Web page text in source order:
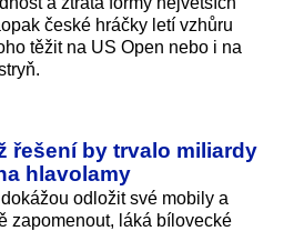
české hráčky letí vzhůru
těžit na US Open nebo i na
řešení by trvalo miliardy
hlavolamy
odložit své mobily a
zapomenout, láká bílovecké